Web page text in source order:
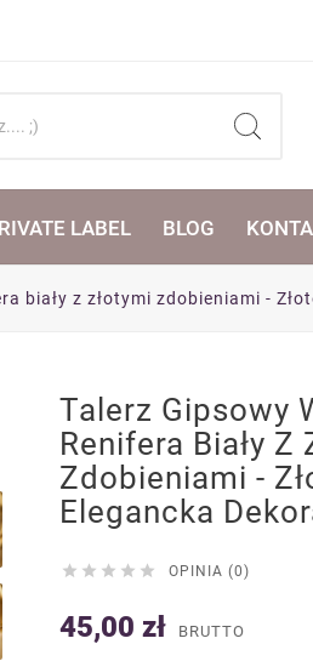
LABEL BLOG
biały z złotymi zdobieniami -
Talerz Gipsowy
Renifera Biały Z
Zdobieniami -
Elegancka
     OPINIA (0)
45,00 zł BRUTTO